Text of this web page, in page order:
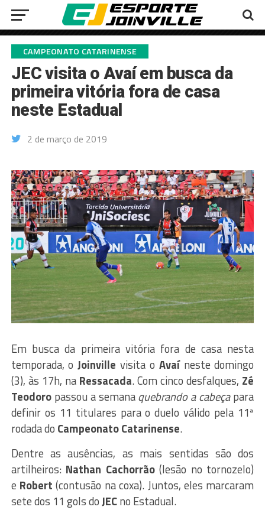
CAMPEONATO CATARINENSE
JEC visita o Avaí em busca da
primeira vitória fora de casa
neste Estadual
2 de março de 2019
Em busca da primeira vitória fora de casa nesta
temporada, oJoinville visita o Avaíneste domingo
(3), às 17h, na Ressacada. Com cinco desfalques, Zé
Teodoropassou a semanaquebrando a cabeçapara
definir os 11 titulares para o duelo válido pela 11ª
rodada do Campeonato Catarinense.
Dentre as ausências, as mais sentidas são dos
artilheiros: Nathan Cachorrão(lesão no tornozelo)
e Robert (contusão na coxa). Juntos, eles marcaram
sete dos 11 gols doJECno Estadual.